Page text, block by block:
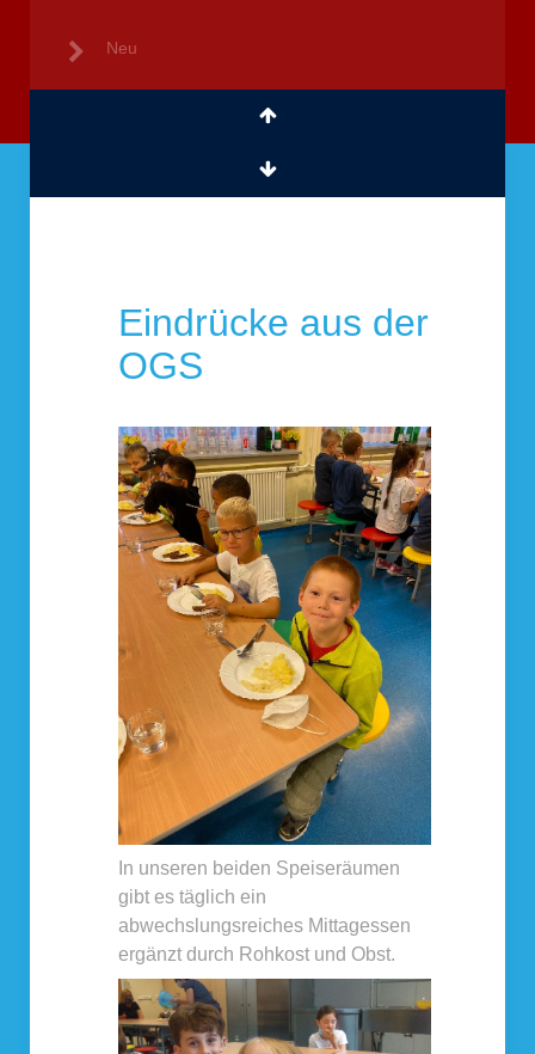
Neu
Eindrücke aus der
OGS
In unseren beiden Speiseräumen
gibt es täglich ein
abwechslungsreiches Mittagessen
ergänzt durch Rohkost und Obst.